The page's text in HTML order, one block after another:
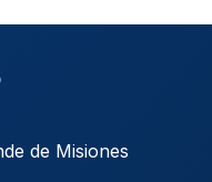
de Misiones